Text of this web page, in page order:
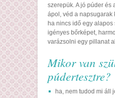
szerepük. A jó púder és
ápol, véd a napsugarak
ha nincs idő egy alapos
igényes bőrképet,
varázsolni egy pillanat
Mikor van
púdertesztre?
ha, nem tudod mi áll